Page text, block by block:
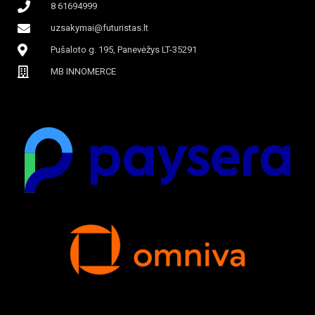
8 61694999
uzsakymai@futuristas.lt
Pušaloto g. 195, Panevėžys LT-35291
MB INNOMERCE